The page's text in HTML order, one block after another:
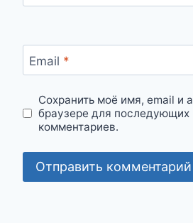
Email *
Сохранить моё имя, email и
браузере для последующих
комментариев.